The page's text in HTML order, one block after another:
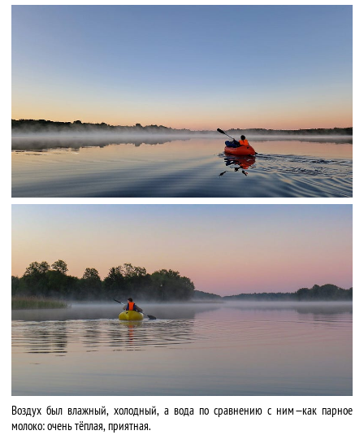
Воздух был влажный, холодный, а вода по сравнению с ним — как парное
молоко: очень тёплая, приятная.